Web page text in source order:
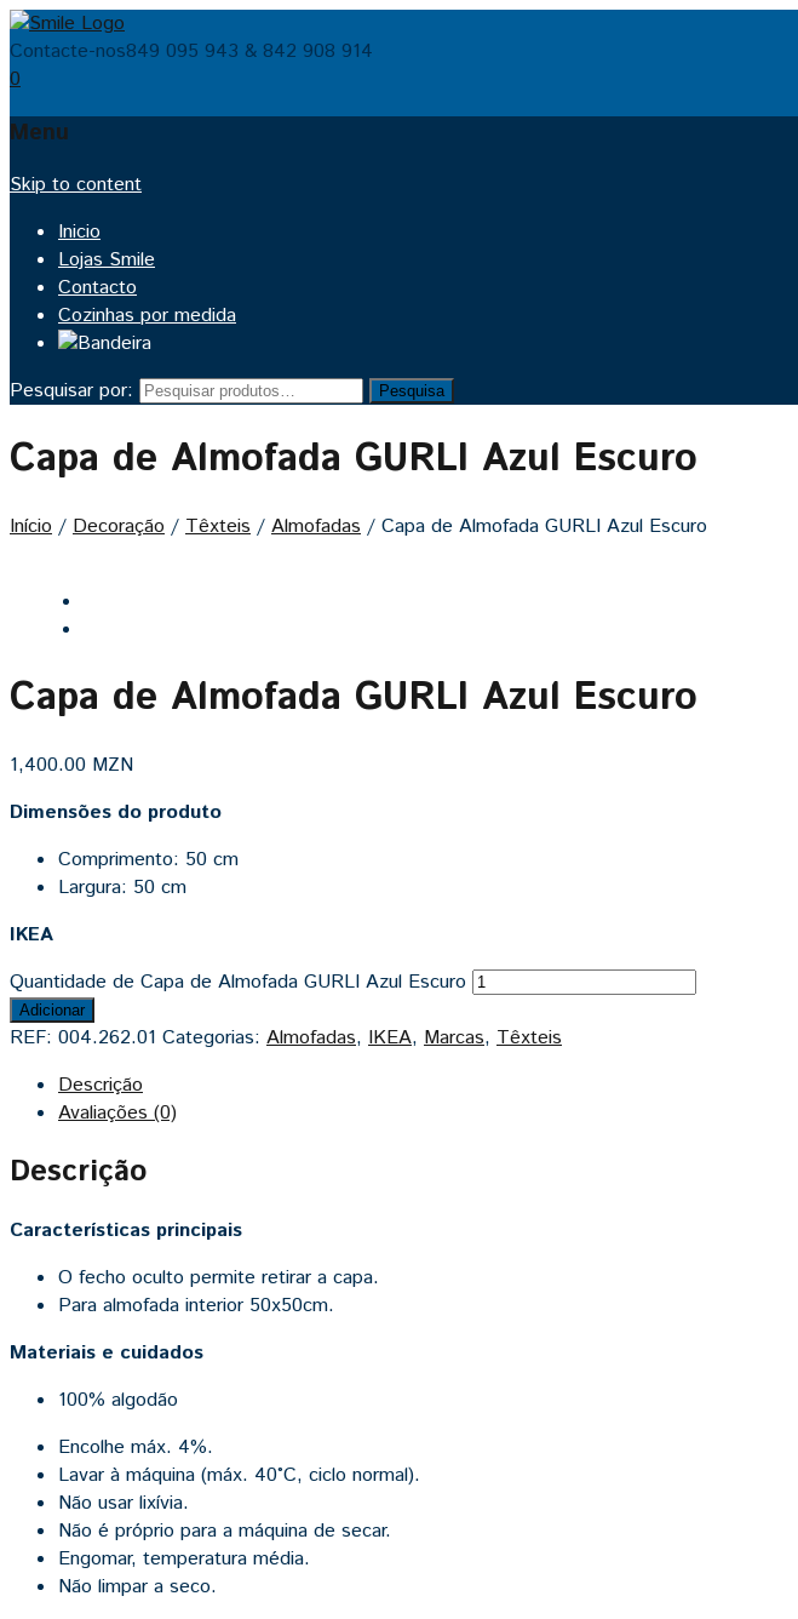
Contacte-nos849 095 943 & 842 908 914
0
Menu
Skip to content
Inicio
Lojas Smile
Contacto
Cozinhas por medida
Pesquisar por: Pesquisa
Capa de Almofada GURLI Azul Escuro
Início / Decoração / Têxteis / Almofadas / Capa de Almofada GURLI Azul Escuro
Capa de Almofada GURLI Azul Escuro
1,400.00 MZN
Dimensões do produto
Comprimento: 50 cm
Largura: 50 cm
IKEA
Quantidade de Capa de Almofada GURLI Azul Escuro
Adicionar
REF: 004.262.01 Categorias: Almofadas, IKEA, Marcas, Têxteis
Descrição
Avaliações (0)
Descrição
Características principais
O fecho oculto permite retirar a capa.
Para almofada interior 50x50cm.
Materiais e cuidados
100% algodão
Encolhe máx. 4%.
Lavar à máquina (máx. 40°C, ciclo normal).
Não usar lixívia.
Não é próprio para a máquina de secar.
Engomar, temperatura média.
Não limpar a seco.